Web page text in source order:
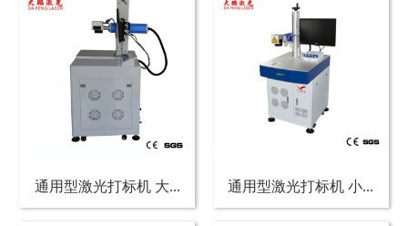
通用型激光打标机 大... 通用型激光打标机 小...